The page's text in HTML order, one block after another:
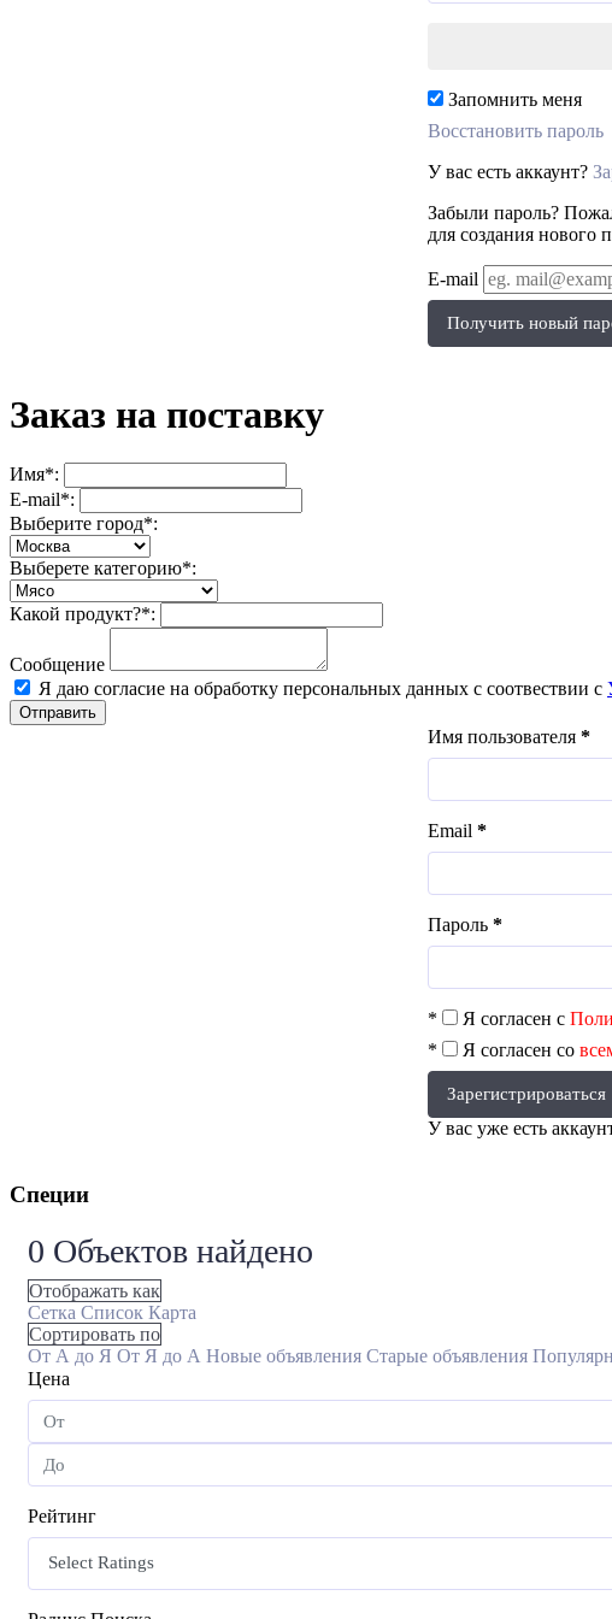
Запомнить меня
Восстановить пароль
У вас есть аккаунт?
Забыли пароль?
для создания нового
E-mail
Получить новый
Заказ на поставку
Имя*:
E-mail*:
Выберите город*:
Выберете категорию*:
Какой продукт?*:
Сообщение
Я даю согласие на обработку персональных данных с соотвествии с
Отправить
Имя пользователя *
Email *
Пароль *
* Я согласен с
*
Я согласен со
Зарегистрироваться
У вас уже есть
Специи
0 Объектов найдено
Отображать как
Сетка Список Карта
Сортировать по
От А до Я От Я до А Новые объявления Старые объявления
Цена
Рейтинг